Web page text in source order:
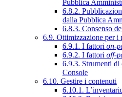
Pubblica
6.8.2.
dalla Pubblica
6.8.3. Consenso
6.9. Ottimizzazione per i
6.9.1. I fattori on-
6.9.2. I fattori off-
6.9.3. Strumenti di
Console
6.10. Gestire i contenuti
6.10.1.